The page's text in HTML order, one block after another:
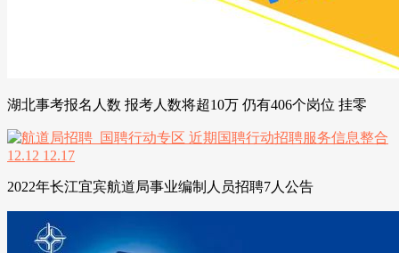
湖北事考报名人数 报考人数将超10万 仍有406个岗位 挂零
2022年长江宜宾航道局事业编制人员招聘7人公告